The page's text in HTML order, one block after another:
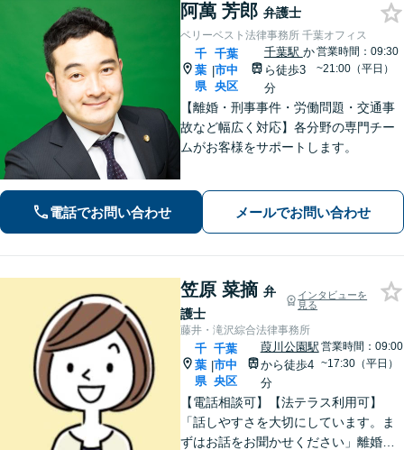
阿萬 芳郎 弁護士
ベリーベスト法律事務所 千葉オフィス
千
葉
県
|
千葉
市中
央区
千葉駅 か
ら徒歩3
分
営業時間：09:30
~21:00（平日）
【離婚・刑事事件・労働問題・交通事
故など幅広く対応】各分野の専門チー
ムがお客様をサポートします。
電話でお問い合わせ メールでお問い合わせ
笠原 菜摘 弁
護士
インタビューを
見る
藤井・滝沢綜合法律事務所
千
葉
県
|
千葉
市中
央区
葭川公園駅
から徒歩4
分
営業時間：09:00
~17:30（平日）
【電話相談可】【法テラス利用可】
「話しやすさを大切にしています。ま
ずはお話をお聞かせください」離婚男